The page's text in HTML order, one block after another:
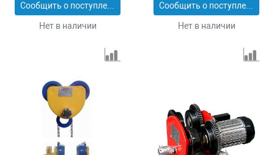
Сообщить о поступлении
Нет в наличии
Сообщить о поступлении
Нет в наличии